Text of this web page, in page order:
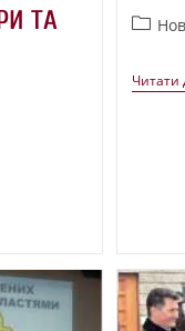
ТА
Читати